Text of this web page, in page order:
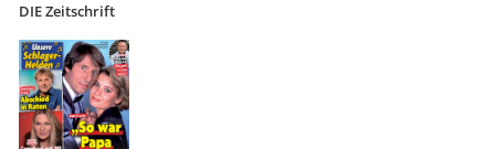
DIE Zeitschrift